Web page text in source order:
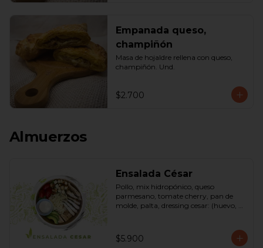
Empanada queso,
champiñón
Masa de hojaldre rellena con queso,
champiñón. Und.
$2.700
Almuerzos
Ensalada César
Pollo, mix hidropónico, queso
parmesano, tomate cherry, pan de
molde, palta, dressing cesar: (huevo,
$5.900